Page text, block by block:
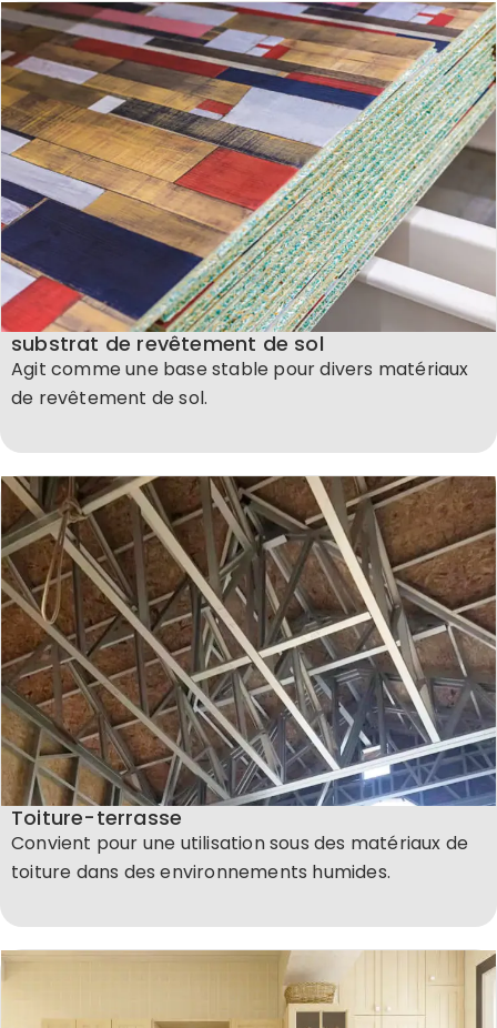
substrat de revêtement de sol
Agit comme une base stable pour divers matériaux
de revêtement de sol.
Toiture-terrasse
Convient pour une utilisation sous des matériaux de
toiture dans des environnements humides.